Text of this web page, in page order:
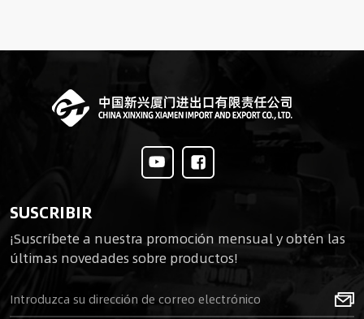
SUSCRIBIR
¡Suscríbete a nuestra promoción mensual y obtén las
últimas novedades sobre productos!